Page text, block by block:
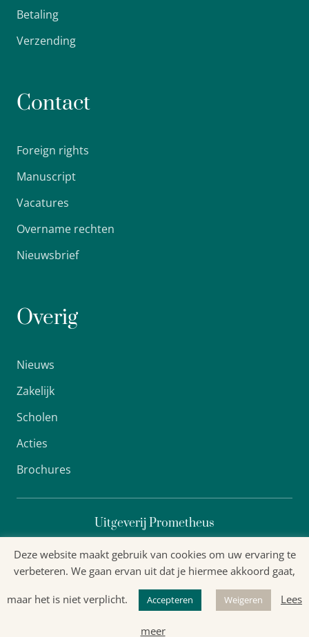
Betaling
Verzending
Contact
Foreign rights
Manuscript
Vacatures
Overname rechten
Nieuwsbrief
Overig
Nieuws
Zakelijk
Scholen
Acties
Brochures
Uitgeverij Prometheus
Privacyverklaring
Algemene voorwaarden
Deze website maakt gebruik van cookies om uw ervaring te
verbeteren. We gaan ervan uit dat je hiermee akkoord gaat,
maar het is niet verplicht. Accepteren Weigeren Lees
meer